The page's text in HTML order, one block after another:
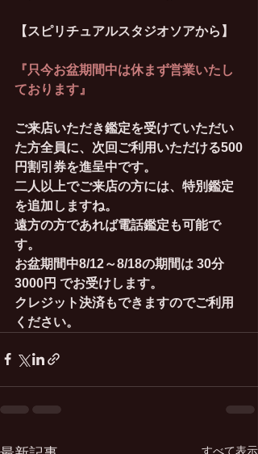
【スピリチュアルスタジオソアから】
『只今お盆期間中は休まず営業いたし
ております』
ご来店いただき鑑定を受けていただい
た方全員に、次回ご利用いただける500
円割引券を進呈中です。
二人以上でご来店の方には、特別鑑定
を追加しますね。
遠方の方であれば電話鑑定も可能で
す。
お盆期間中8/12～8/18の期間は 30分
3000円 でお受けします。
クレジット決済もできますのでご利用
ください。
すべて表示